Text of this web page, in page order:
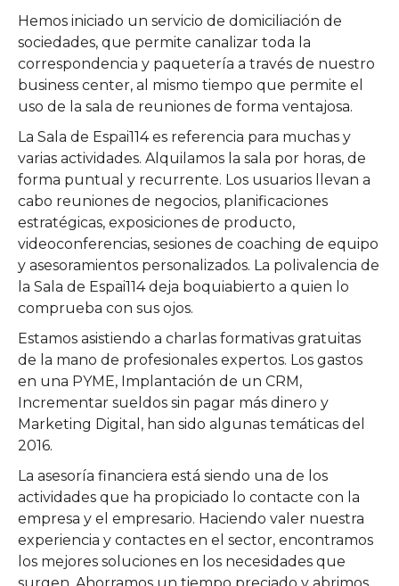
Hemos iniciado un servicio de domiciliación de
sociedades, que permite canalizar toda la
correspondencia y paquetería a través de nuestro
business center, al mismo tiempo que permite el
uso de la sala de reuniones de forma ventajosa.
La Sala de Espai114 es referencia para muchas y
varias actividades. Alquilamos la sala por horas, de
forma puntual y recurrente. Los usuarios llevan a
cabo reuniones de negocios, planificaciones
estratégicas, exposiciones de producto,
videoconferencias, sesiones de coaching de equipo
y asesoramientos personalizados. La polivalencia de
la Sala de Espai114 deja boquiabierto a quien lo
comprueba con sus ojos.
Estamos asistiendo a charlas formativas gratuitas
de la mano de profesionales expertos. Los gastos
en una PYME, Implantación de un CRM,
Incrementar sueldos sin pagar más dinero y
Marketing Digital, han sido algunas temáticas del
2016.
La asesoría financiera está siendo una de los
actividades que ha propiciado lo contacte con la
empresa y el empresario. Haciendo valer nuestra
experiencia y contactes en el sector, encontramos
los mejores soluciones en los necesidades que
surgen. Ahorramos un tiempo preciado y abrimos